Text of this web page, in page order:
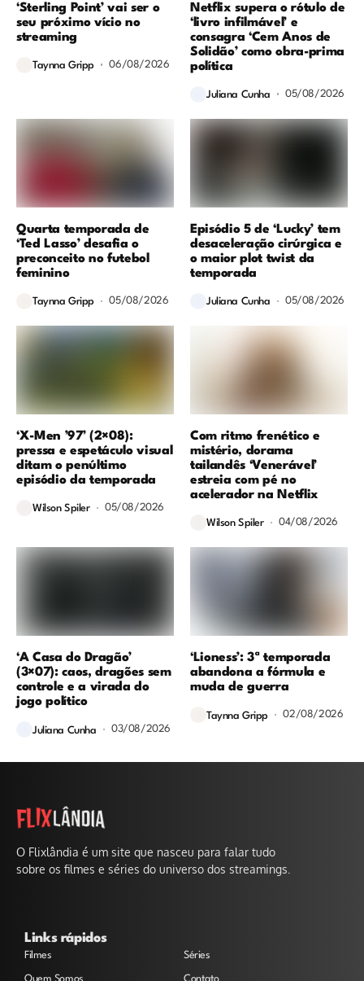
‘Sterling Point’ vai ser o
seu próximo vício no
streaming
Taynna Gripp 06/08/2026
Netflix supera o rótulo de
‘livro infilmável’ e
consagra ‘Cem Anos de
Solidão’ como obra-prima
política
Juliana Cunha 05/08/2026
Quarta temporada de
‘Ted Lasso’ desafia o
preconceito no futebol
feminino
Taynna Gripp 05/08/2026
Episódio 5 de ‘Lucky’ tem
desaceleração cirúrgica e
o maior plot twist da
temporada
Juliana Cunha 05/08/2026
‘X-Men ’97’ (2×08):
pressa e espetáculo visual
ditam o penúltimo
episódio da temporada
Wilson Spiler 05/08/2026
Com ritmo frenético e
mistério, dorama
tailandês ‘Venerável’
estreia com pé no
acelerador na Netflix
Wilson Spiler 04/08/2026
‘A Casa do Dragão’
(3×07): caos, dragões sem
controle e a virada do
jogo político
Juliana Cunha 03/08/2026
‘Lioness’: 3ª temporada
abandona a fórmula e
muda de guerra
Taynna Gripp 02/08/2026
O Flixlândia é um site que nasceu para falar tudo
sobre os filmes e séries do universo dos streamings.
Links rápidos
Filmes Séries
Quem Somos Contato